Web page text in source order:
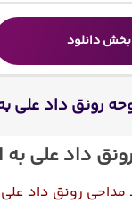
بخش دانلود
رونق داد علی
داد علی
مداحی رونق داد